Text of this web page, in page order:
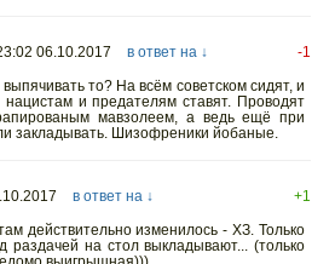
06.10.2017 в ответ на ↓
-1
выпячивать то? На всём советском сидят, и
и предателям ставят. Проводят
мавзолеем, а ведь ещё при
закладывать. Шизофреники йобаные.
в ответ на ↓
+1
действительно изменилось - ХЗ. Только
раздачей на стол выкладывают... (только